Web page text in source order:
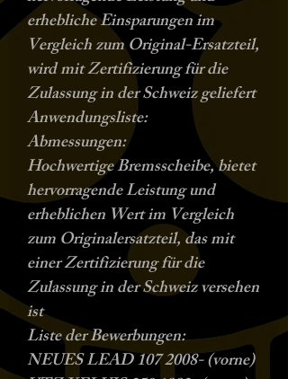
erhebliche Einsparungen im
Vergleich zum Original-Ersatzteil,
wird mit Zertifizierung für die
Zulassung in der Schweiz geliefert
Anwendungsliste:
Abmessungen:
Hochwertige Bremsscheibe, bietet
hervorragende Leistung und
erheblichen Wert im Vergleich
zum Originalersatzteil, das mit
einer Zertifizierung für die
Zulassung in der Schweiz versehen
ist
Liste der Bewerbungen:
NEUES LEAD 107 2008- (vorne)